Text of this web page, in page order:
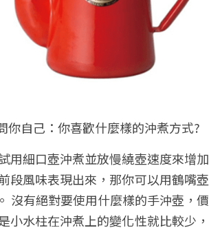
你自己 ： 你喜歡什麼樣的沖煮方式?
用細口壺沖煮並放慢繞壺速度來增加
段風味表現出來，那你可以用鶴嘴壺
沒有絕對要使用什麼樣的手沖壺，價
水柱在沖煮上的變化性就比較少，